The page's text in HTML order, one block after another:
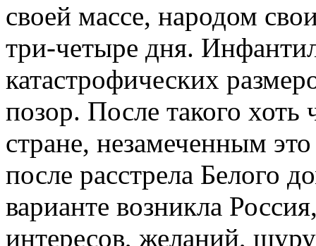
своей массе, народом
три-четыре дня.
катастрофических
позор. После такого
стране, незамеченным
после расстрела Белого
варианте возникла
интересов, желаний,